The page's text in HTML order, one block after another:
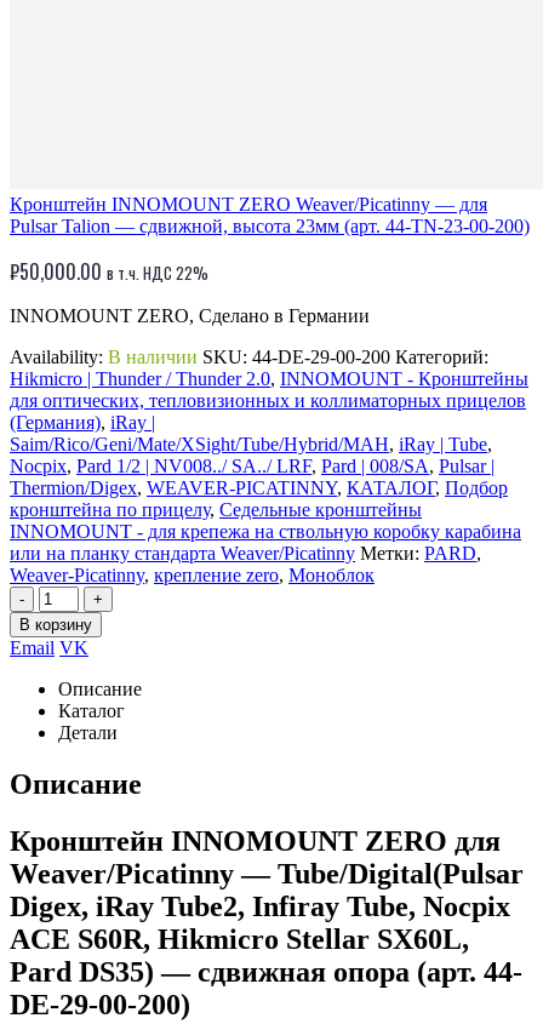
Кронштейн INNOMOUNT ZERO Weaver/Picatinny — для
Pulsar Talion — сдвижной, высота 23мм (арт. 44-TN-23-00-200)
₽50,000.00 в т.ч. НДС 22%
INNOMOUNT ZERO, Сделано в Германии
Availability: В наличии SKU: 44-DE-29-00-200 Категорий:
Hikmicro | Thunder / Thunder 2.0, INNOMOUNT - Кронштейны
для оптических, тепловизионных и коллиматорных прицелов
(Германия), iRay |
Saim/Rico/Geni/Mate/XSight/Tube/Hybrid/MAH, iRay | Tube,
Nocpix, Pard 1/2 | NV008../ SA../ LRF, Pard | 008/SA, Pulsar |
Thermion/Digex, WEAVER-PICATINNY, КАТАЛОГ, Подбор
кронштейна по прицелу, Седельные кронштейны
INNOMOUNT - для крепежа на ствольную коробку карабина
или на планку стандарта Weaver/Picatinny Метки: PARD,
Weaver-Picatinny, крепление zero, Моноблок
-
+
В корзину
Email VK
Описание
Каталог
Детали
Описание
Кронштейн INNOMOUNT ZERO для
Weaver/Picatinny — Tube/Digital(Pulsar
Digex, iRay Tube2, Infiray Tube, Nocpix
ACE S60R, Hikmicro Stellar SX60L,
Pard DS35) — сдвижная опора (арт. 44-
DE-29-00-200)